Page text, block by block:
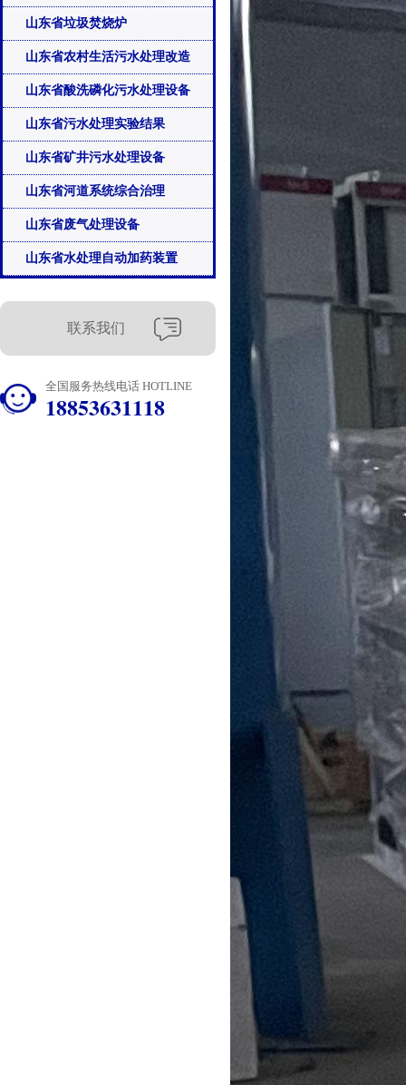
山东省垃圾焚烧炉
山东省农村生活污水处理改造
山东省酸洗磷化污水处理设备
山东省污水处理实验结果
山东省矿井污水处理设备
山东省河道系统综合治理
山东省废气处理设备
山东省水处理自动加药装置
联系我们
全国服务热线电话 HOTLINE
18853631118